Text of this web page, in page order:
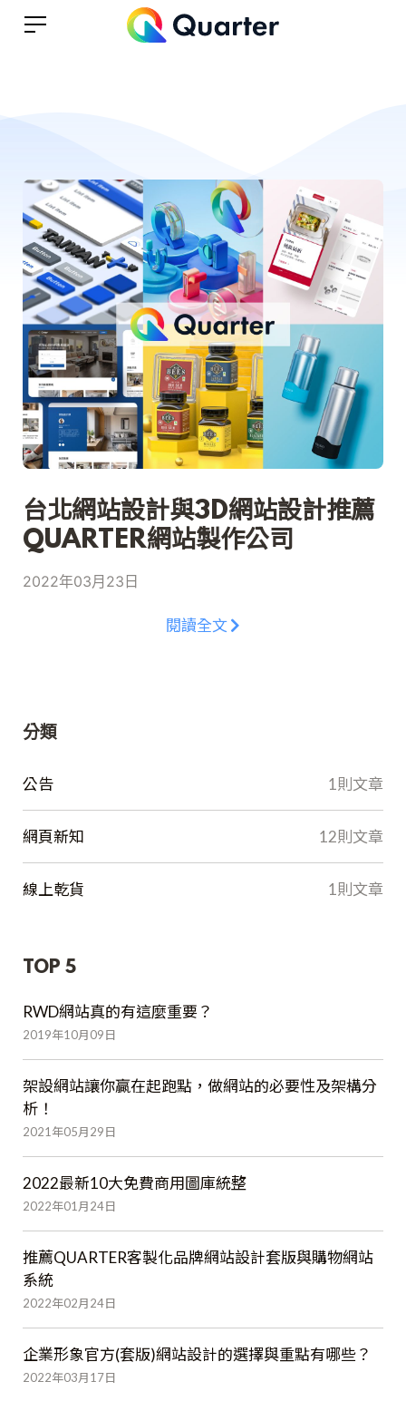
台北網站設計與3D網站設計推薦
QUARTER網站製作公司
2022年03月23日
閱讀全文
分類
公告 1則文章
網頁新知 12則文章
線上乾貨 1則文章
TOP 5
RWD網站真的有這麼重要？
2019年10月09日
架設網站讓你贏在起跑點，做網站的必要性及架構分
析！
2021年05月29日
2022最新10大免費商用圖庫統整
2022年01月24日
推薦QUARTER客製化品牌網站設計套版與購物網站
系統
2022年02月24日
企業形象官方(套版)網站設計的選擇與重點有哪些？
2022年03月17日